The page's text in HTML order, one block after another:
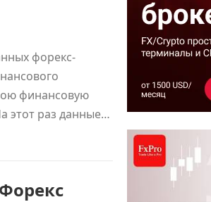
форекс-
финансовую
этот раз данные…